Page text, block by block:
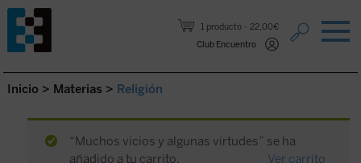
1 producto
22,00€
Club Encuentro
Saltar al contenido.
Inicio > Materias > Religión
“Muchos vicios y algunas virtudes” se ha
añadido a tu carrito.
Ver carrito